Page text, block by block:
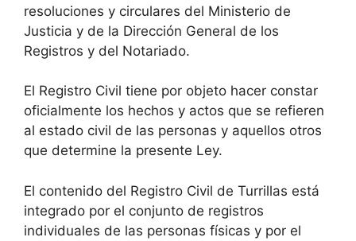
resoluciones y circulares del Ministerio de
Justicia y de la Dirección General de los
Registros y del Notariado.
El Registro Civil tiene por objeto hacer constar
oficialmente los hechos y actos que se refieren
al estado civil de las personas y aquellos otros
que determine la presente Ley.
El contenido del Registro Civil de Turrillas está
integrado por el conjunto de registros
individuales de las personas físicas y por el